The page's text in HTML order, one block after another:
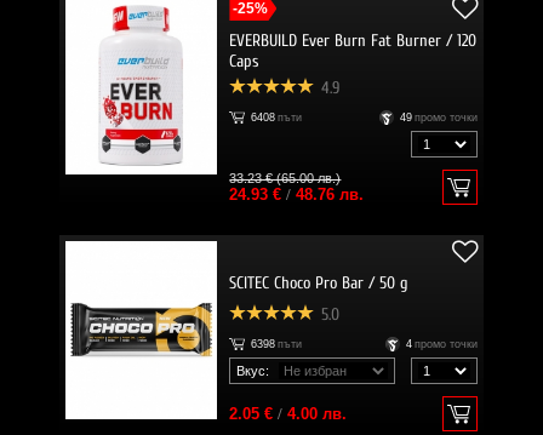
-25%
EVERBUILD Ever Burn Fat Burner / 120
Caps
4.9
6408 пъти 49 промо точки
33.23 € (65.00 лв.)
24.93 €/ 48.76 лв.
SCITEC Choco Pro Bar / 50 g
5.0
6398 пъти 4 промо точки
Вкус:
2.05 €/ 4.00 лв.